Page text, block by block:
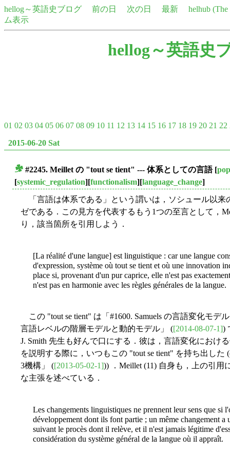
hellog～英語史ブログ 前の日 次の日 最新
helhub
ム表示
hellog～英語史
01 02 03 04 05 06 07 08 09 10 11 12 13 14 15 16 17 18 19 20 21 22
2015-06-20 Sat
#2245. Meillet の "tout se tient" --- 体系としての言語[
[systemic_regulation][functionalism][language_change]
「言語は体系である」という謂いは，ソシュール以来
ゼである．この見方を代表するもう1つの至言として，
り，該当箇所を引用しよう．
[La réalité d'une langue] est linguistique : car une langue
d'expression, système où tout se tient et où une innovation
place si, provenant d'un pur caprice, elle n'est pas
n'est pas en harmonie avec les règles générales de la langue.
この "tout se tient" は「#1600. Samuels の言語変化モデ
言語レベルの階層モデルと動的モデル」 ([2014-08-07-1])
J. Smith 先生も好んで口にする．彼は，言語変化におけ
を説明する際に，いつもこの "tout se tient" を持ち出した
3機構」 ([2013-05-02-1])) ．Meillet (11) 自身も，上の引
な主張を述べている．
Les changements linguistiques ne prennent leur sens que si
développement dont ils font partie ; un même changement
suivant le procès dont il relève, et il n'est jamais légitime
considération du système général de la langue où il appraît.